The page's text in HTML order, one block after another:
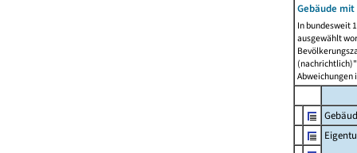
Gebäude
In bundesweit
ausgewählt
Abweichungen